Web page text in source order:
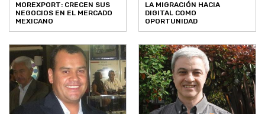
MOREXPORT: CRECEN SUS
NEGOCIOS EN EL MERCADO
MEXICANO
LA MIGRACIÓN HACIA
DIGITAL COMO
OPORTUNIDAD